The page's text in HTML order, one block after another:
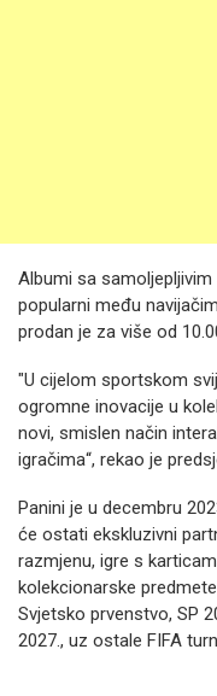
Albumi sa
popularni među
prodan je za više od
"U cijelom sportskom
ogromne inovacije u
novi, smislen način
igračima“, rekao je
Panini je u decembru
će ostati ekskluzivni
razmjenu, igre s
kolekcionarske
Svjetsko prvenstvo, SP
2027., uz ostale FIFA